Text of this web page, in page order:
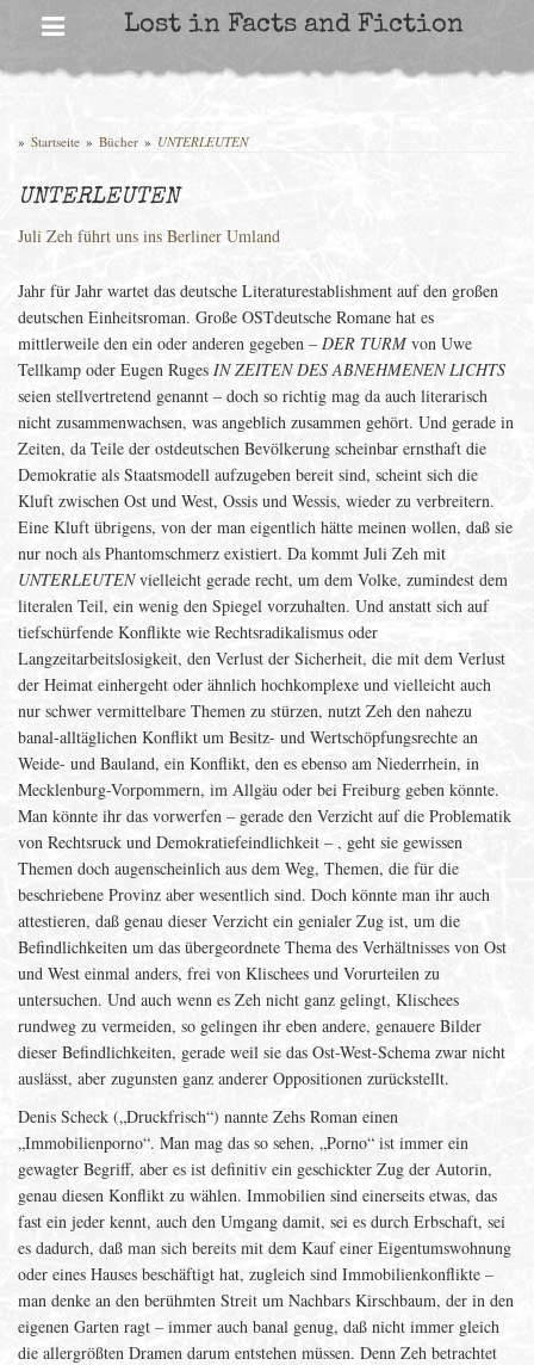
Lost in Facts and Fiction
» Startseite » Bücher » UNTERLEUTEN
UNTERLEUTEN
Juli Zeh führt uns ins Berliner Umland
Jahr für Jahr wartet das deutsche Literaturestablishment auf den großen
deutschen Einheitsroman. Große OSTdeutsche Romane hat es
mittlerweile den ein oder anderen gegeben – DER TURM von Uwe
Tellkamp oder Eugen Ruges IN ZEITEN DES ABNEHMENEN LICHTS
seien stellvertretend genannt – doch so richtig mag da auch literarisch
nicht zusammenwachsen, was angeblich zusammen gehört. Und gerade in
Zeiten, da Teile der ostdeutschen Bevölkerung scheinbar ernsthaft die
Demokratie als Staatsmodell aufzugeben bereit sind, scheint sich die
Kluft zwischen Ost und West, Ossis und Wessis, wieder zu verbreitern.
Eine Kluft übrigens, von der man eigentlich hätte meinen wollen, daß sie
nur noch als Phantomschmerz existiert. Da kommt Juli Zeh mit
UNTERLEUTENvielleicht gerade recht, um dem Volke, zumindest dem
literalen Teil, ein wenig den Spiegel vorzuhalten. Und anstatt sich auf
tiefschürfende Konflikte wie Rechtsradikalismus oder
Langzeitarbeitslosigkeit, den Verlust der Sicherheit, die mit dem Verlust
der Heimat einhergeht oder ähnlich hochkomplexe und vielleicht auch
nur schwer vermittelbare Themen zu stürzen, nutzt Zeh den nahezu
banal-alltäglichen Konflikt um Besitz- und Wertschöpfungsrechte an
Weide- und Bauland, ein Konflikt, den es ebenso am Niederrhein, in
Mecklenburg-Vorpommern, im Allgäu oder bei Freiburg geben könnte.
Man könnte ihr das vorwerfen – gerade den Verzicht auf die Problematik
von Rechtsruck und Demokratiefeindlichkeit – , geht sie gewissen
Themen doch augenscheinlich aus dem Weg, Themen, die für die
beschriebene Provinz aber wesentlich sind. Doch könnte man ihr auch
attestieren, daß genau dieser Verzicht ein genialer Zug ist, um die
Befindlichkeiten um das übergeordnete Thema des Verhältnisses von Ost
und West einmal anders, frei von Klischees und Vorurteilen zu
untersuchen. Und auch wenn es Zeh nicht ganz gelingt, Klischees
rundweg zu vermeiden, so gelingen ihr eben andere, genauere Bilder
dieser Befindlichkeiten, gerade weil sie das Ost-West-Schema zwar nicht
auslässt, aber zugunsten ganz anderer Oppositionen zurückstellt.
Denis Scheck („Druckfrisch“) nannte Zehs Roman einen
„Immobilienporno“. Man mag das so sehen, „Porno“ ist immer ein
gewagter Begriff, aber es ist definitiv ein geschickter Zug der Autorin,
genau diesen Konflikt zu wählen. Immobilien sind einerseits etwas, das
fast ein jeder kennt, auch den Umgang damit, sei es durch Erbschaft, sei
es dadurch, daß man sich bereits mit dem Kauf einer Eigentumswohnung
oder eines Hauses beschäftigt hat, zugleich sind Immobilienkonflikte –
man denke an den berühmten Streit um Nachbars Kirschbaum, der in den
eigenen Garten ragt – immer auch banal genug, daß nicht immer gleich
die allergrößten Dramen darum entstehen müssen. Denn Zeh betrachtet